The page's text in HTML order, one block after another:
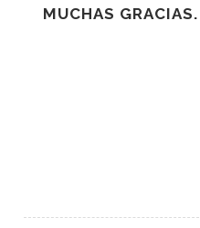
MUCHAS GRACIAS.